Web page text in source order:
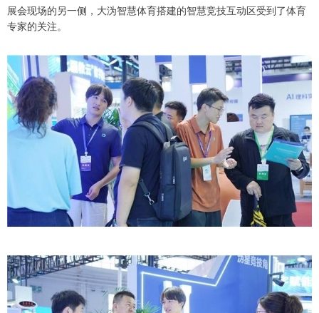
展会现场的另一侧，大沩智慧体育搭建的智慧竞技互动区受到了体育
专家的关注。